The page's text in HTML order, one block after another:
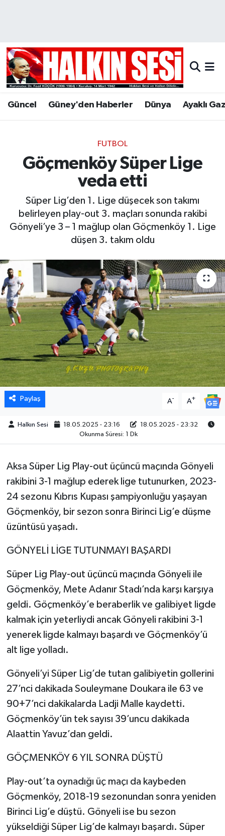
Güncel Güney'den Haberler Dünya Ayaklı
FUTBOL
Göçmenköy Süper Lige
veda etti
Süper Lig’den 1. Lige düşecek son takımı
belirleyen play-out 3. maçları sonunda rakibi
Gönyeli’ye 3 – 1 mağlup olan Göçmenköy 1. Lige
düşen 3. takım oldu
Paylaş A- A+
Halkın Sesi 18.05.2025 - 23:16
18.05.2025 - 23:32
Okunma Süresi: 1 Dk
Aksa Süper Lig Play-out üçüncü maçında Gönyeli
rakibini 3-1 mağlup ederek lige tutunurken, 2023-
24 sezonu Kıbrıs Kupası şampiyonluğu yaşayan
Göçmenköy, bir sezon sonra Birinci Lig’e düşme
üzüntüsü yaşadı.
GÖNYELİ LİGE TUTUNMAYI BAŞARDI
Süper Lig Play-out üçüncü maçında Gönyeli ile
Göçmenköy, Mete Adanır Stadı’nda karşı karşıya
geldi. Göçmenköy’e beraberlik ve galibiyet ligde
kalmak için yeterliydi ancak Gönyeli rakibini 3-1
yenerek ligde kalmayı başardı ve Göçmenköy’ü
alt lige yolladı.
Gönyeli’yi Süper Lig’de tutan galibiyetin gollerini
27’nci dakikada Souleymane Doukara ile 63 ve
90+7’nci dakikalarda Ladji Malle kaydetti.
Göçmenköy’ün tek sayısı 39’uncu dakikada
Alaattin Yavuz’dan geldi.
GÖÇMENKÖY 6 YIL SONRA DÜŞTÜ
Play-out’ta oynadığı üç maçı da kaybeden
Göçmenköy, 2018-19 sezonundan sonra yeniden
Birinci Lig’e düştü. Gönyeli ise bu sezon
yükseldiği Süper Lig’de kalmayı başardı. Süper
Hava Durumu
Trafik Durumu
Son Dakika Haberleri